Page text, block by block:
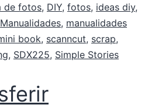
de fotos, DIY, fotos, ideas diy,
Manualidades, manualidades
book, scanncut, scrap,
, SDX225, Simple Stories